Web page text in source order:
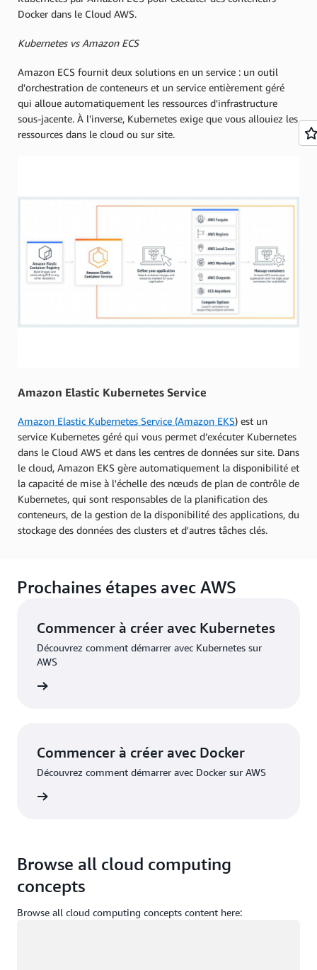
Docker dans le Cloud AWS.
Kubernetes vs Amazon ECS
Amazon ECS fournit deux solutions en un service : un outil
d'orchestration de conteneurs et un service entièrement géré
qui alloue automatiquement les ressources d'infrastructure
sous-jacente. À l'inverse, Kubernetes exige que vous allouiez les
ressources dans le cloud ou sur site.
Amazon Elastic Kubernetes Service
Amazon Elastic Kubernetes Service (Amazon EKS) est un
service Kubernetes géré qui vous permet d’exécuter Kubernetes
dans le Cloud AWS et dans les centres de données sur site. Dans
le cloud, Amazon EKS gère automatiquement la disponibilité et
la capacité de mise à l'échelle des nœuds de plan de contrôle de
Kubernetes, qui sont responsables de la planification des
conteneurs, de la gestion de la disponibilité des applications, du
stockage des données des clusters et d'autres tâches clés.
Prochaines étapes avec AWS
Commencer à créer avec Kubernetes
Découvrez comment démarrer avec Kubernetes sur
AWS
Commencer à créer avec Docker
Découvrez comment démarrer avec Docker sur AWS
Browse all cloud computing
concepts
Browse all cloud computing concepts content here: